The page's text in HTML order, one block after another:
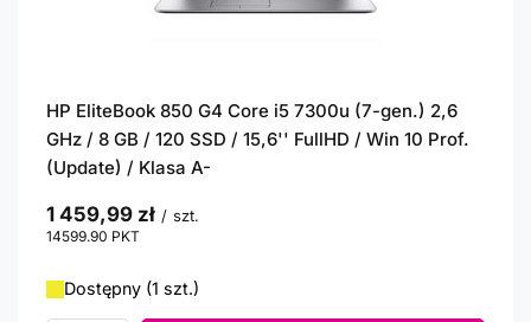
HP EliteBook 850 G4 Core i5 7300u (7-gen.) 2,6
GHz / 8 GB / 120 SSD / 15,6'' FullHD / Win 10 Prof.
(Update) / Klasa A-
1 459,99 zł / szt.
14599.90 PKT
Dostępny (1 szt.)